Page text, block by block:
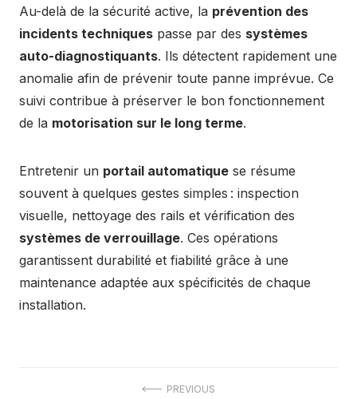
Au-delà de la sécurité active, la prévention des
incidents techniques passe par des systèmes
auto-diagnostiquants. Ils détectent rapidement une
anomalie afin de prévenir toute panne imprévue. Ce
suivi contribue à préserver le bon fonctionnement
de la motorisation sur le long terme.
Entretenir un portail automatique se résume
souvent à quelques gestes simples : inspection
visuelle, nettoyage des rails et vérification des
systèmes de verrouillage. Ces opérations
garantissent durabilité et fiabilité grâce à une
maintenance adaptée aux spécificités de chaque
installation.
PREVIOUS